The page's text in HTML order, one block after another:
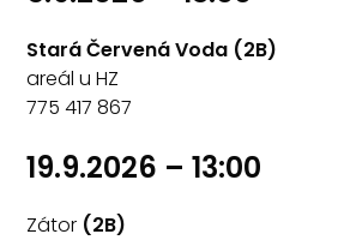
Stará Červená Voda (2B)
areál u HZ
775 417 867
19.9.2026 – 13:00
Zátor (2B)